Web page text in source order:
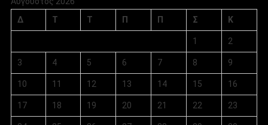
Δ
Τ Τ Π Π Σ Κ
1 2
3 4 5 6 7 8 9
10 11 12 13 14 15 16
17 18 19 20 21 22 23